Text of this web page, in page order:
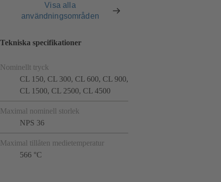
Visa alla
användningsområden
Tekniska specifikationer
Nominellt tryck
CL 150, CL 300, CL 600, CL 900,
CL 1500, CL 2500, CL 4500
Maximal nominell storlek
NPS 36
Maximal tillåten medietemperatur
566 °C